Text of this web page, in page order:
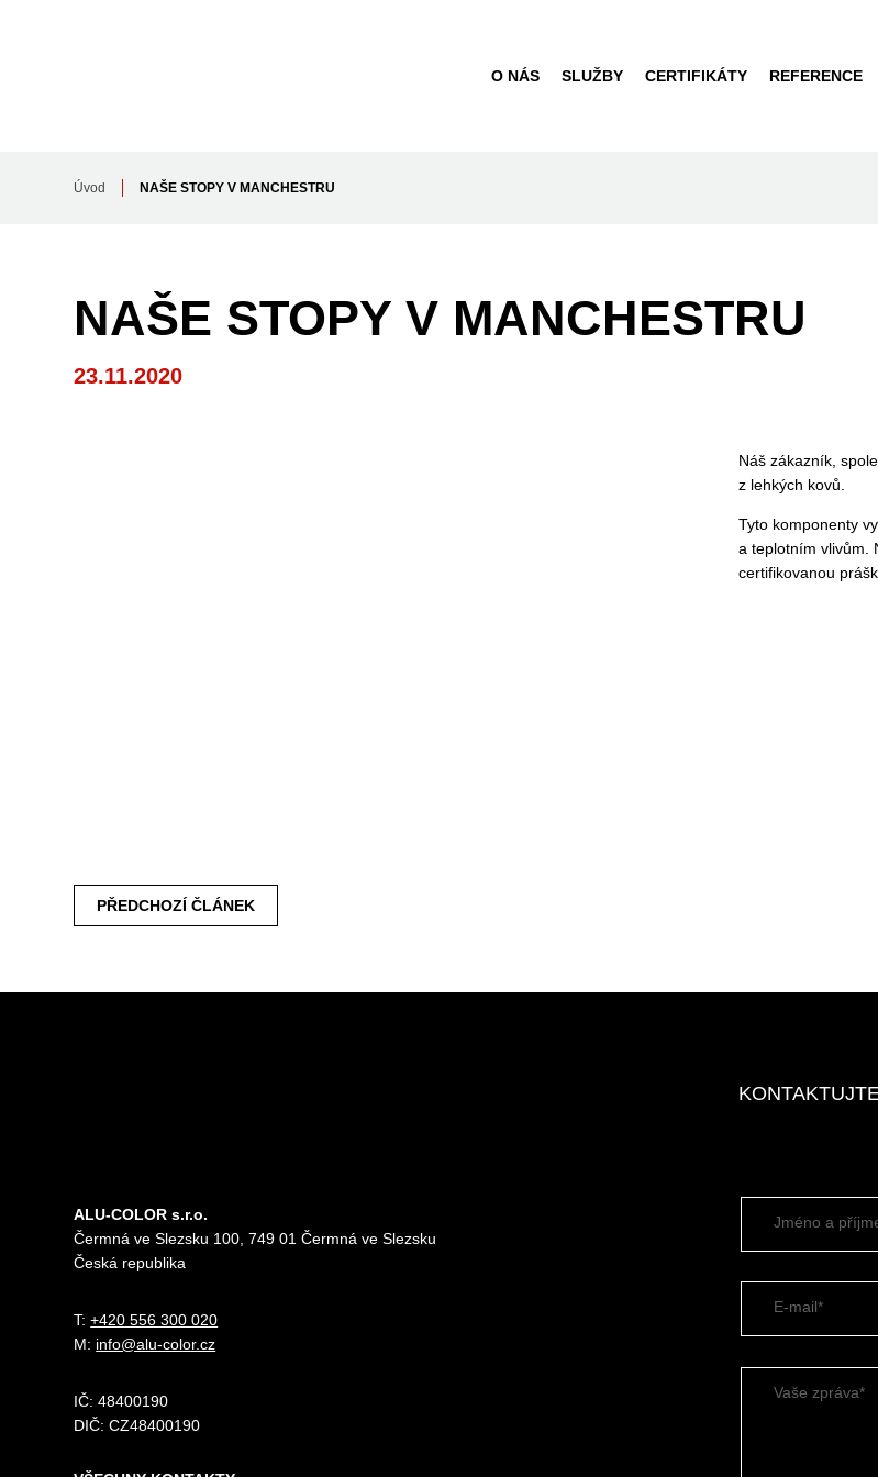
O NÁS SLUŽBY CERTIFIKÁTY REFERENCE
Úvod NAŠE STOPY V MANCHESTRU
NAŠE STOPY V MANCHESTRU
23.11.2020
Náš zákazník,
z lehkých kovů.
Tyto komponenty
a teplotním vlivům.
certifikovanou
PŘEDCHOZÍČLÁNEK
ALU-COLOR s.r.o.
Čermná ve Slezsku 100, 749 01 Čermná ve Slezsku
Česká republika
T:+420 556 300 020
M: info@alu-color.cz
IČ:48400190
DIČ:CZ48400190
Jméno a
E-mail*
Vaše zpráva*